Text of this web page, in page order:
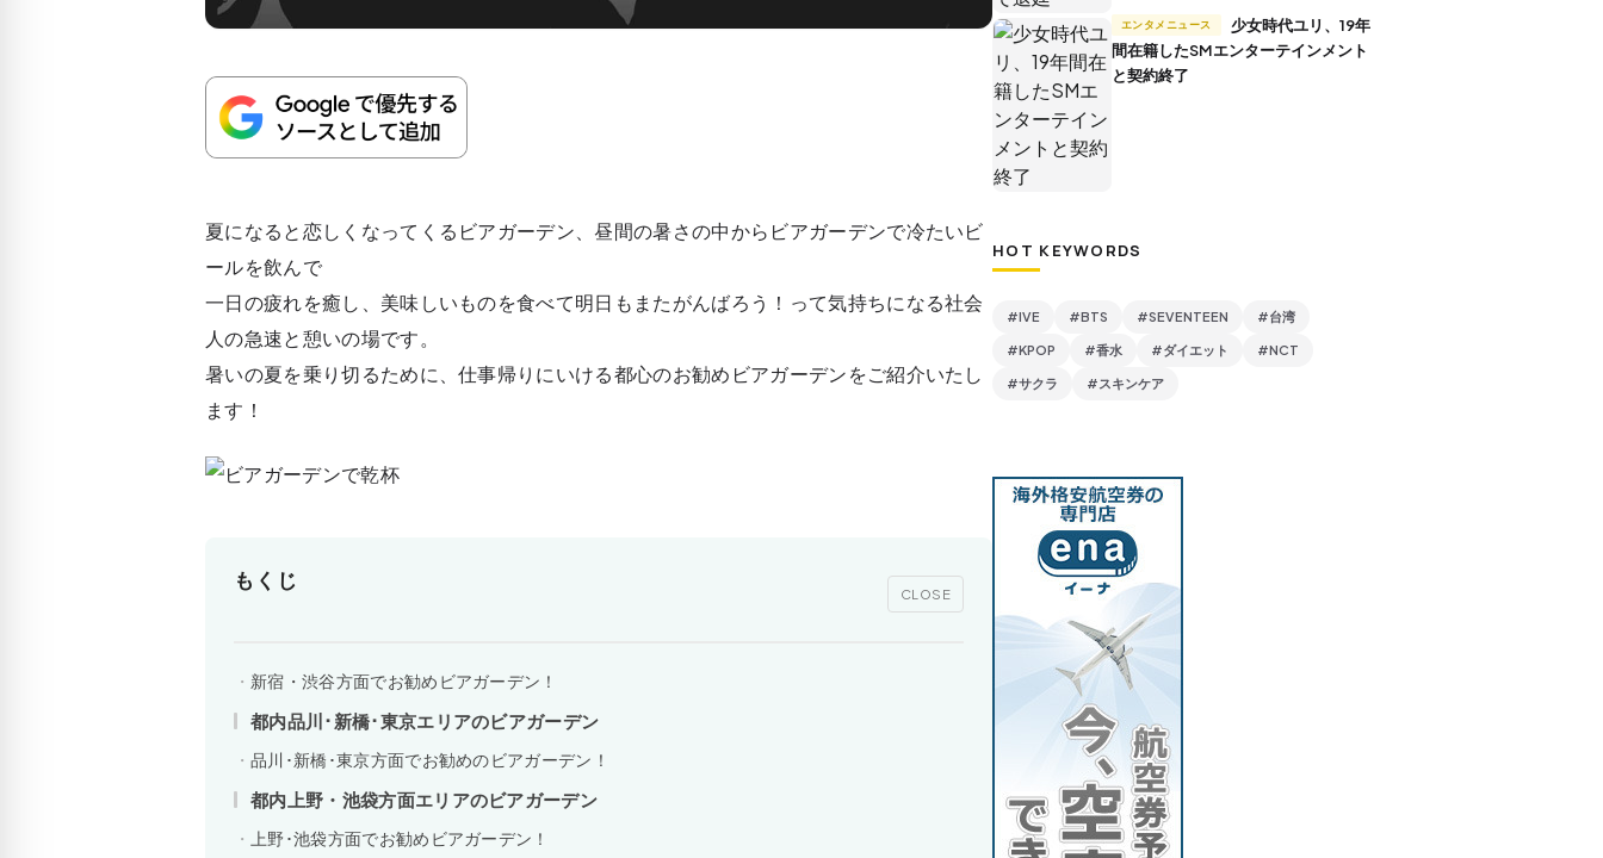
夏になると恋しくなってくるビアガーデン、昼間の暑さの中からビアガーデンで冷たいビ
ールを飲んで
一日の疲れを癒し、美味しいものを食べて明日もまたがんばろう！って気持ちになる社会
人の急速と憩いの場です。
暑いの夏を乗り切るために、仕事帰りにいける都心のお勧めビアガーデンをご紹介いたし
ます！
もくじ
CLOSE
新宿・渋谷方面でお勧めビアガーデン！
都内品川･新橋･東京エリアのビアガーデン
品川･新橋･東京方面でお勧めのビアガーデン！
都内上野・池袋方面エリアのビアガーデン
上野･池袋方面でお勧めビアガーデン！
エンタメニュース
間在籍したSMエンターテインメント
と契約終了
HOT KEYWORDS
#IVE #BTS #SEVENTEEN #台湾
#KPOP #香水 #ダイエット #NCT
#サクラ #スキンケア